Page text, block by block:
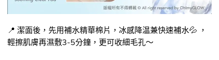
📍 潔面後，先用補水精華棉片，冰感降温兼快速補水💦 ，
輕擦肌膚再濕敷3-5分鐘，更可收細毛孔～